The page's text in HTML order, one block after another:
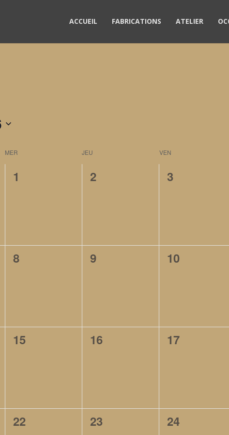
ACCUEIL FABRICATIONS ATELIER
une
MER JEU VEN
0
1
0
2
0
3
0
8
0
9
0
10
0
15
0
16
0
17
0
22
0
23
0
24